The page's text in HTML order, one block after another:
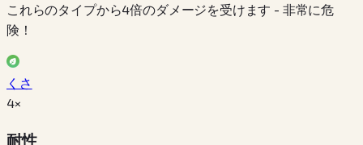
これらのタイプから4倍のダメージを受けます - 非常に危
険！
くさ
4×
耐性